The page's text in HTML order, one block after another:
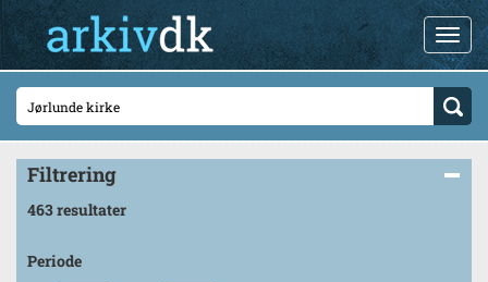
Filtrering
463 resultater
Periode